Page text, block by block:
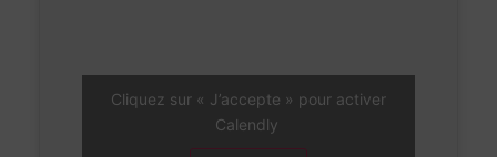
Cliquez sur « J’accepte » pour activer
Calendly